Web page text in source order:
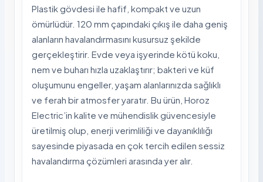
Plastik gövdesi ile hafif, kompakt ve uzun
ömürlüdür. 120 mm çapındaki çıkış ile daha geniş
alanların havalandırmasını kusursuz şekilde
gerçekleştirir. Evde veya işyerinde kötü koku,
nem ve buharı hızla uzaklaştırır; bakteri ve küf
oluşumunu engeller, yaşam alanlarınızda sağlıklı
ve ferah bir atmosfer yaratır. Bu ürün, Horoz
Electric’in kalite ve mühendislik güvencesiyle
üretilmiş olup, enerji verimliliği ve dayanıklılığı
sayesinde piyasada en çok tercih edilen sessiz
havalandırma çözümleri arasında yer alır.